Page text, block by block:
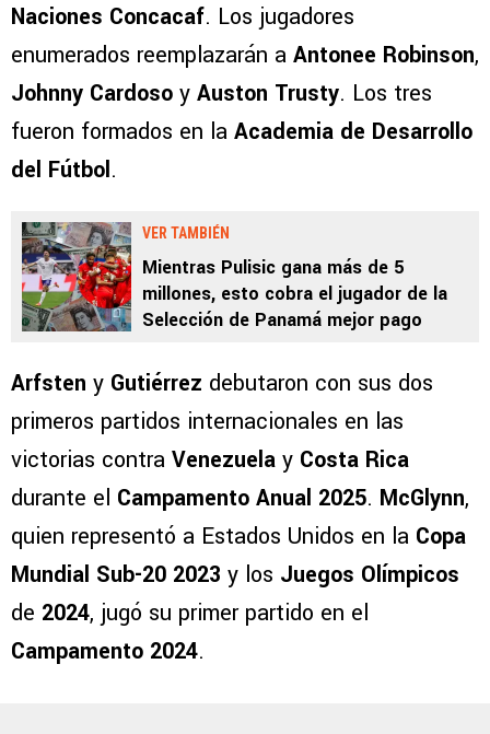
Naciones Concacaf. Los jugadores
enumerados reemplazarán a Antonee Robinson,
Johnny Cardoso y Auston Trusty. Los tres
fueron formados en la Academia de Desarrollo
del Fútbol.
VER TAMBIÉN
Mientras Pulisic gana más de 5
millones, esto cobra el jugador de la
Selección de Panamá mejor pago
Arfsten y Gutiérrez debutaron con sus dos
primeros partidos internacionales en las
victorias contra Venezuela y Costa Rica
durante el Campamento Anual 2025. McGlynn,
quien representó a Estados Unidos en la Copa
Mundial Sub-20 2023 y los Juegos Olímpicos
de 2024, jugó su primer partido en el
Campamento 2024.